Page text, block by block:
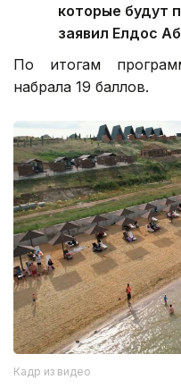
которые будут
заявил Елдос
По итогам
набрала 19 баллов.
Кадр из видео